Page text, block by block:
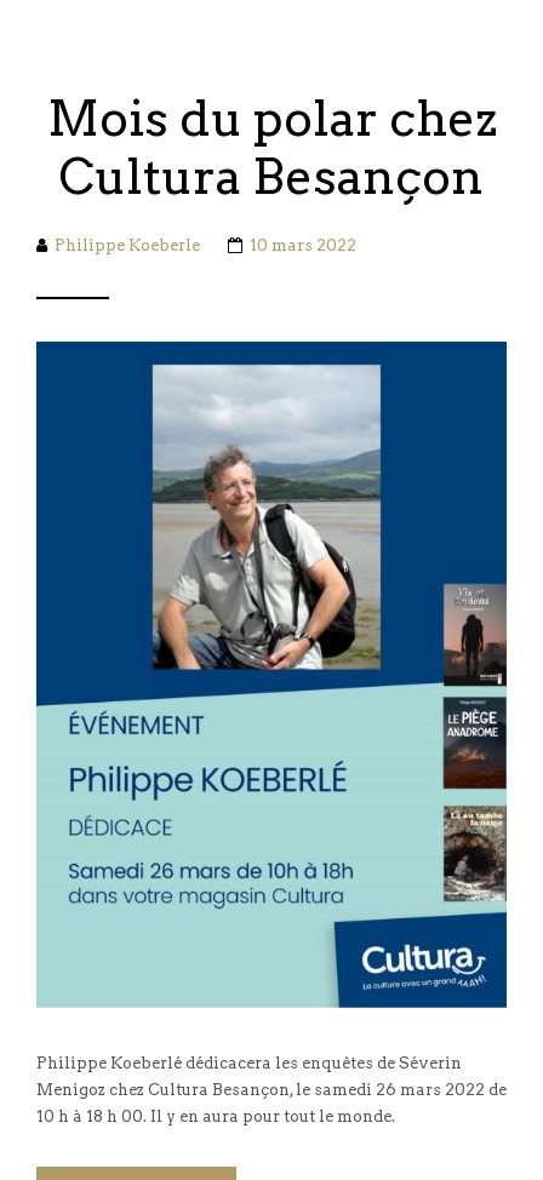
Mois du polar chez
Cultura Besançon
Philippe Koeberle 10 mars 2022
Philippe Koeberlé dédicacera les enquêtes de Séverin
Menigoz chez Cultura Besançon, le samedi 26 mars 2022 de
10 h à 18 h 00. Il y en aura pour tout le monde.